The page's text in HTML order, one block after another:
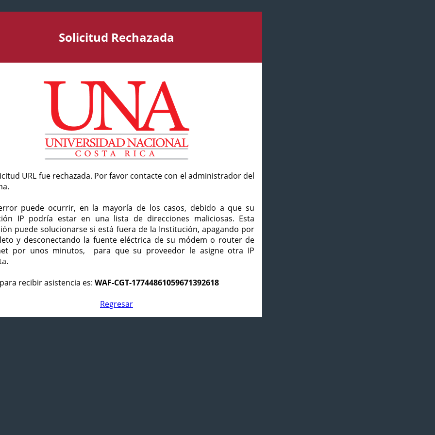
Solicitud Rechazada
URL fue rechazada. Por favor contacte con el administrador del
puede ocurrir, en la mayoría de los casos, debido a que su
IP podría estar en una lista de direcciones maliciosas. Esta
puede solucionarse si está fuera de la Institución, apagando por
y desconectando la fuente eléctrica de su módem o router de
por unos minutos, para que su proveedor le asigne otra IP
recibir asistencia es: WAF-CGT-17744861059671392618
Regresar